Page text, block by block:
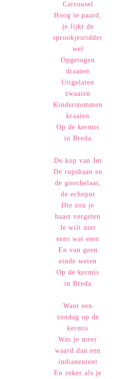
Carrousel
Hoog te paard,
je lijkt de
sprookjesridder
wel
Opgetogen
draaien
Uitgelaten
zwaaien
Kinderstemmen
kraaien
Op de kermis
in Breda
De kop van Jut
De rupsbaan en
de goochelaar,
de echoput
Die zou je
haast vergeten
Je wilt niet
eens wat eten
En van geen
einde weten
Op de kermis
in Breda
Want een
zondag op de
kermis
Was je meer
waard dan een
indianentent
En zeker als je